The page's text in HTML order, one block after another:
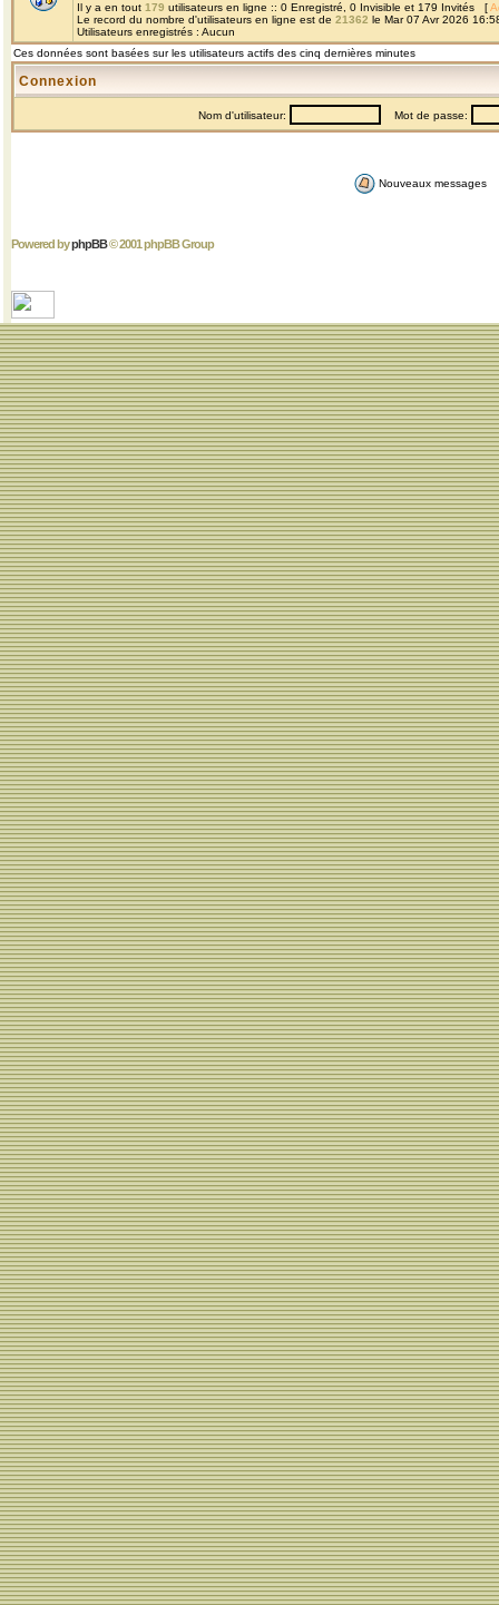
Il y a en tout 179 utilisateurs en ligne :: 0 Enregistré, 0 Invisible et 179 Invités [
Le record du nombre d'utilisateurs en ligne est de 21362 le Mar 07 Avr 2026
Utilisateurs enregistrés : Aucun
Ces données sont basées sur les utilisateurs actifs des cinq dernières minutes
Connexion
Nom d'utilisateur: Mot de passe:
Nouveaux messages
Powered byphpBB© 2001 phpBB Group